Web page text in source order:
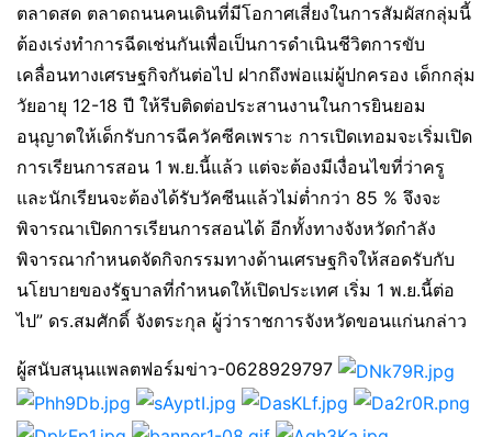
ตลาดสด ตลาดถนนคนเดินที่มีโอกาศเสี่ยงในการสัมผัสกลุ่มนี้
ต้องเร่งทำการฉีดเช่นกันเพื่อเป็นการดำเนินชีวิตการขับ
เคลื่อนทางเศรษฐกิจกันต่อไป ฝากถึงพ่อแม่ผู้ปกครอง เด็กกลุ่ม
วัยอายุ 12-18 ปี ให้รีบติดต่อประสานงานในการยินยอม
อนุญาตให้เด็กรับการฉีควัคซีคเพราะ การเปิดเทอมจะเริ่มเปิด
การเรียนการสอน 1 พ.ย.นี้แล้ว แต่จะต้องมีเงื่อนไขที่ว่าครู
และนักเรียนจะต้องได้รับวัคซีนแล้วไม่ต่ำกว่า 85 % จึงจะ
พิจารณาเปิดการเรียนการสอนได้ อีกทั้งทางจังหวัดกำลัง
พิจารณากำหนดจัดกิจกรรมทางด้านเศรษฐกิจให้สอดรับกับ
นโยบายของรัฐบาลที่กำหนดให้เปิดประเทศ เริ่ม 1 พ.ย.นี้ต่อ
ไป” ดร.สมศักดิ์ จังตระกุล ผู้ว่าราชการจังหวัดขอนแก่นกล่าว
ผู้สนับสนุนแพลตฟอร์มข่าว-0628929797